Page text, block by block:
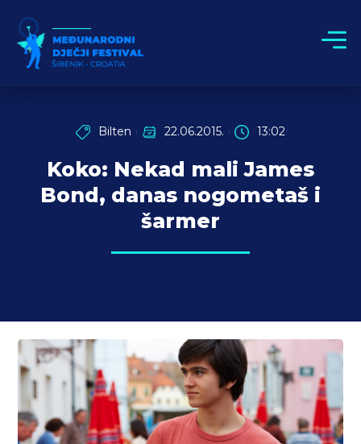
Bilten 22.06.2015. 13:02
Koko: Nekad mali James
Bond, danas nogometaš i
šarmer